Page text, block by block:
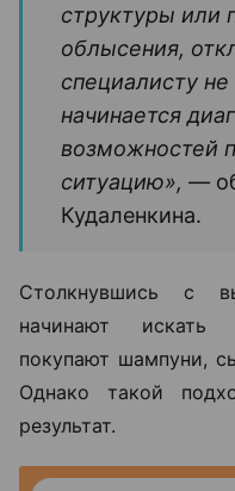
структуры или
облысения,
специалисту
начинается
возможностей
ситуацию», —
Кудаленкина.
Столкнувшись с
начинают искать
покупают шампуни,
Однако такой
результат.